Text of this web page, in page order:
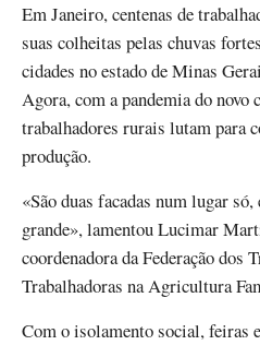
Em Janeiro, centenas de
suas colheitas pelas chuvas
cidades no estado de Minas
Agora, com a pandemia do
trabalhadores rurais lutam para
produção.
«São duas facadas num lugar
grande», lamentou Lucimar
coordenadora da Federação dos
Trabalhadoras na Agricultura
Com o isolamento social, feiras